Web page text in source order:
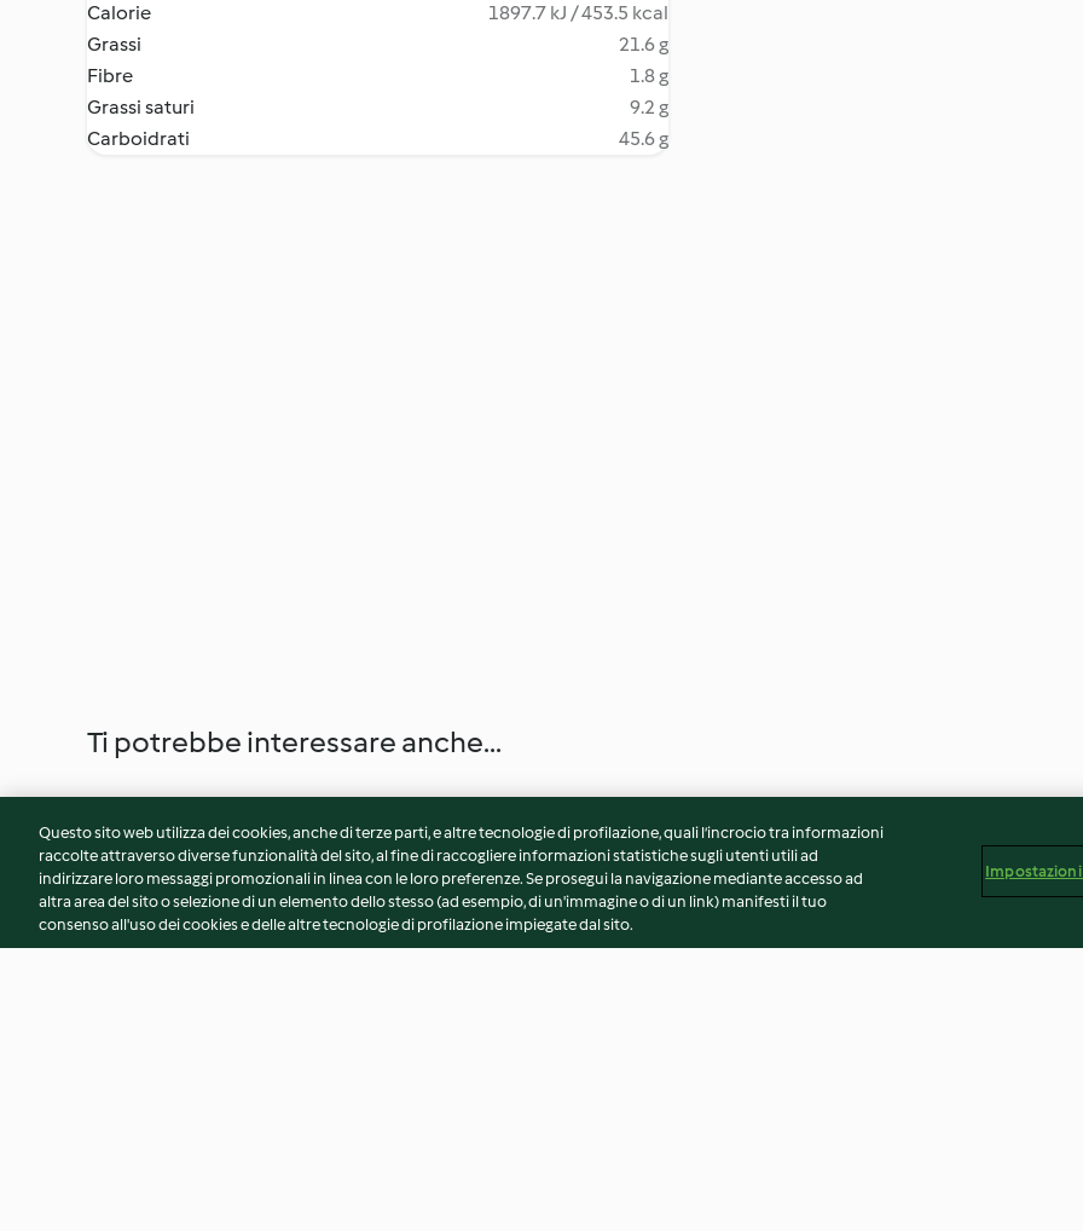
Calorie
1897.7 kJ / 453.5 kcal
Grassi
21.6 g
Fibre
1.8 g
Grassi saturi
9.2 g
Carboidrati
45.6 g
Ti potrebbe interessare anche...
Questo sito web utilizza dei cookies, anche di terze parti, e altre tecnologie di profilazione, quali l’incrocio tra informazioni
raccolte attraverso diverse funzionalità del sito, al fine di raccogliere informazioni statistiche sugli utenti utili ad
indirizzare loro messaggi promozionali in linea con le loro preferenze. Se prosegui la navigazione mediante accesso ad
altra area del sito o selezione di un elemento dello stesso (ad esempio, di un'immagine o di un link) manifesti il tuo
consenso all'uso dei cookies e delle altre tecnologie di profilazione impiegate dal sito.